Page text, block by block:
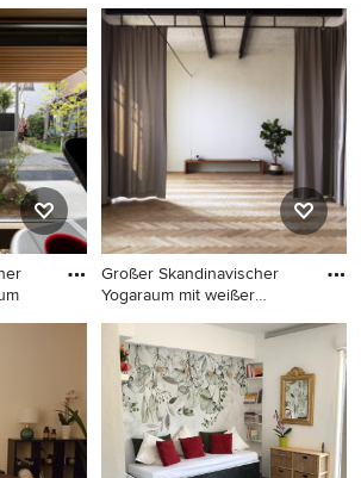
Kleiner, Multifunktionaler
Moderner Fitnessraum mit
schwarzer Wandfarbe und
braunem Holzboden in
Sonstige
mit
Großer Skandinavischer
Yogaraum mit weißer
Großer Skandinavischer
Yogaraum mit weißer
Wandfarbe, hellem
Holzboden und beigem
Boden in Mailand